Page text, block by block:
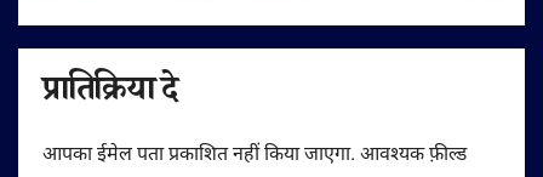
प्रातिक्रिया दे
आपका ईमेल पता प्रकाशित नहीं किया जाएगा. आवश्यक फ़ील्ड